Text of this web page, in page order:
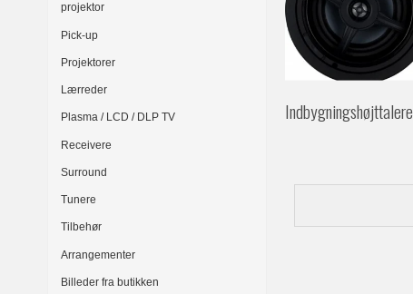
projektor
Pick-up
Projektorer
Lærreder
Plasma / LCD / DLP TV
Receivere
Surround
Tunere
Tilbehør
Arrangementer
Billeder fra butikken
Indbygningshøjttalere